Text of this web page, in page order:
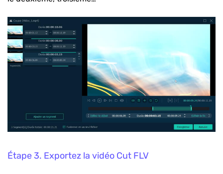
Étape 3. Exportez la vidéo Cut FLV